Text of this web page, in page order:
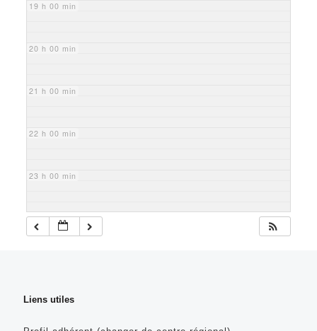
19 h 00 min
20 h 00 min
21 h 00 min
22 h 00 min
23 h 00 min
Liens utiles